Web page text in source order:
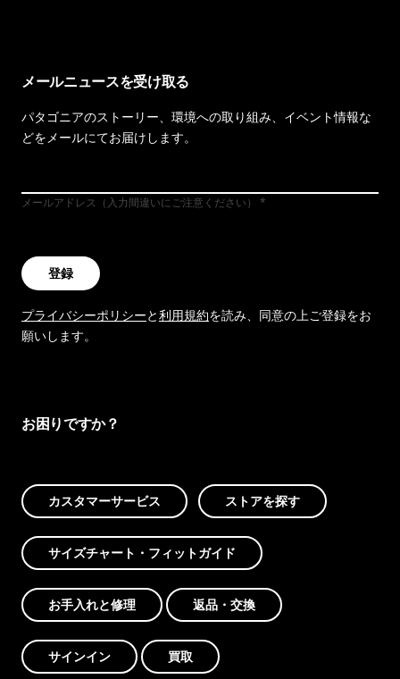
メールニュースを受け取る
パタゴニアのストーリー、環境への取り組み、イベント情報な
どをメールにてお届けします。
メールアドレス（入力間違いにご注意ください）
登録
プライバシーポリシーと利用規約を読み、同意の上ご登録をお
願いします。
お困りですか？
カスタマーサービス ストアを探す
サイズチャート・フィットガイド
お手入れと修理 返品・交換
サインイン 買取